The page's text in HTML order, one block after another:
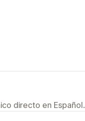
directo en Español.